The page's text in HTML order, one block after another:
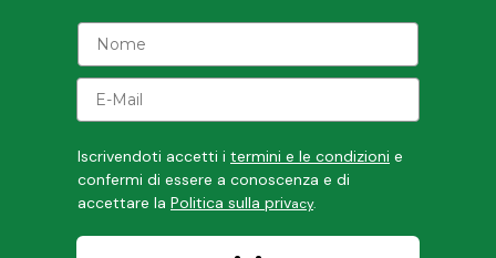
Iscrivendoti accetti i termini e le condizioni e
confermi di essere a conoscenza e di
accettare la Politica sulla privacy.